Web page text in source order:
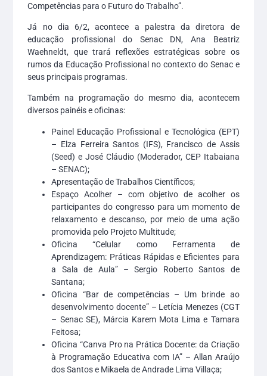
Competências para o Futuro do Trabalho”.
Já no dia 6/2, acontece a palestra da diretora de
educação profissional do Senac DN, Ana Beatriz
Waehneldt, que trará reflexões estratégicas sobre os
rumos da Educação Profissional no contexto do Senac e
seus principais programas.
Também na programação do mesmo dia, acontecem
diversos painéis e oficinas:
Painel Educação Profissional e Tecnológica (EPT)
– Elza Ferreira Santos (IFS), Francisco de Assis
(Seed) e José Cláudio (Moderador, CEP Itabaiana
– SENAC);
Apresentação de Trabalhos Científicos;
Espaço Acolher – com objetivo de acolher os
participantes do congresso para um momento de
relaxamento e descanso, por meio de uma ação
promovida pelo Projeto Multitude;
Oficina “Celular como Ferramenta de
Aprendizagem: Práticas Rápidas e Eficientes para
a Sala de Aula” – Sergio Roberto Santos de
Santana;
Oficina “Bar de competências – Um brinde ao
desenvolvimento docente” – Letícia Menezes (CGT
– Senac SE), Márcia Karem Mota Lima e Tamara
Feitosa;
Oficina “Canva Pro na Prática Docente: da Criação
à Programação Educativa com IA” – Allan Araújo
dos Santos e Mikaela de Andrade Lima Villaça;